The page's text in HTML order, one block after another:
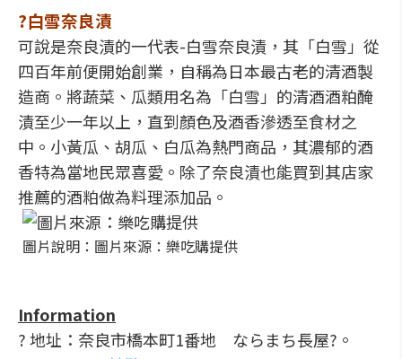
?白雪奈良漬
可說是奈良漬的一代表-白雪奈良漬，其「白雪」從
四百年前便開始創業，自稱為日本最古老的清酒製
造商。將蔬菜、瓜類用名為「白雪」的清酒酒粕醃
漬至少一年以上，直到顏色及酒香滲透至食材之
中。小黃瓜、胡瓜、白瓜為熱門商品，其濃郁的酒
香特為當地民眾喜愛。除了奈良漬也能買到其店家
推薦的酒粕做為料理添加品。
圖片說明：圖片來源：樂吃購提供
Information
? 地址：奈良市橋本町1番地 ならまち長屋?。